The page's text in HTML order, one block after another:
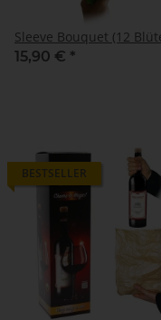
Sleeve Bouquet (12
15,90 € *
BESTSELLER